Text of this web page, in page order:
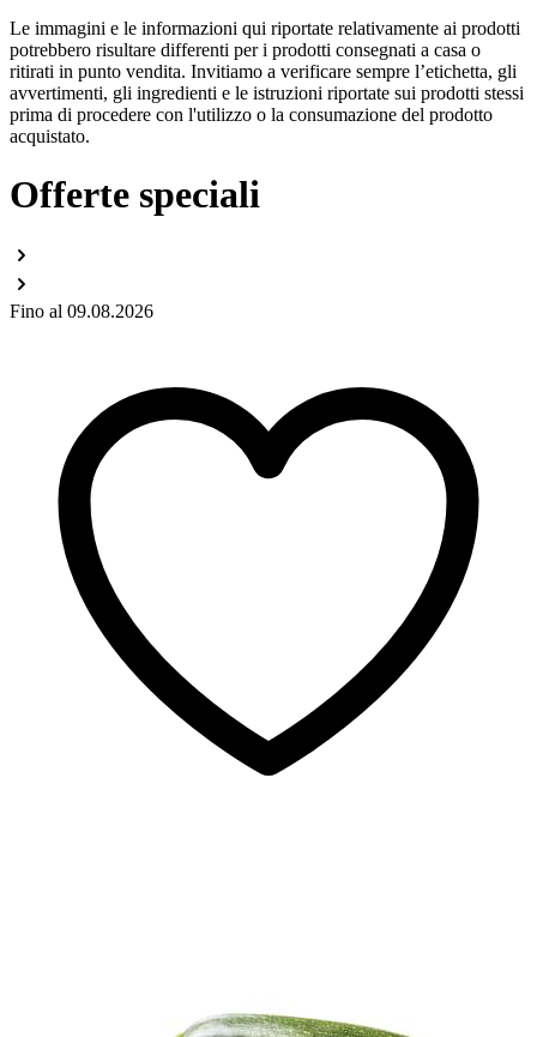
Le immagini e le informazioni qui riportate relativamente ai prodotti
potrebbero risultare differenti per i prodotti consegnati a casa o
ritirati in punto vendita. Invitiamo a verificare sempre l’etichetta, gli
avvertimenti, gli ingredienti e le istruzioni riportate sui prodotti stessi
prima di procedere con l'utilizzo o la consumazione del prodotto
acquistato.
Offerte speciali
Fino al 09.08.2026